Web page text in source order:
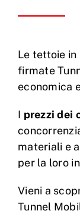
Le tettoie in
firmate
economica
I prezzi dei
materiali e
per la loro
Vieni a
Tunnel